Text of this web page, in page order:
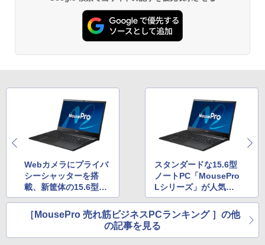
Webカメラにプライバ
シーシャッターを搭
載、新筐体の15.6型ノ
ートPC「MousePro L
シリーズ」が人気
スタンダードな15.6型
ノートPC「MousePro
Lシリーズ」が人気。1
4型の「MousePro C
シリーズ」もラインク
イン
［MousePro 売れ筋ビジネスPCランキング ］の他
の記事を見る